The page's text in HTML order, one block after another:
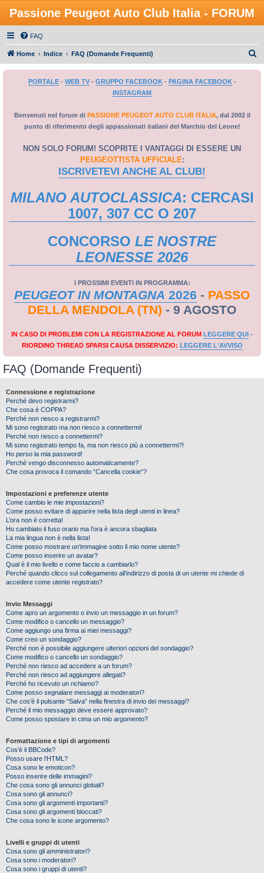
Passione Peugeot Auto Club Italia - FORUM
FAQ
Home Indice FAQ (Domande Frequenti)
PORTALE- WEB TV- GRUPPO FACEBOOK- PAGINA FACEBOOK-
INSTAGRAM
Benvenuti nel forum di PASSIONE PEUGEOT AUTO CLUB ITALIA, dal 2002 il
punto di riferimento degli appassionati italiani del Marchio del Leone!
NON SOLO FORUM! SCOPRITE I VANTAGGI DI ESSERE UN
PEUGEOTTISTA UFFICIALE:
ISCRIVETEVI ANCHE AL CLUB!
MILANO AUTOCLASSICA: CERCASI
1007, 307 CC O 207
CONCORSO LE NOSTRE
LEONESSE 2026
I PROSSIMI EVENTI IN PROGRAMMA:
PEUGEOT IN MONTAGNA 2026 - PASSO
DELLA MENDOLA (TN) - 9 AGOSTO
IN CASO DI PROBLEMI CON LA REGISTRAZIONE AL FORUM LEGGERE QUI -
RIORDINO THREAD SPARSI CAUSA DISSERVIZIO: LEGGERE L'AVVISO
FAQ (Domande Frequenti)
Connessione e registrazione
Perché devo registrarmi?
Che cosa è COPPA?
Perché non riesco a registrarmi?
Mi sono registrato ma non riesco a connettermi!
Perché non riesco a connettermi?
Mi sono registrato tempo fa, ma non riesco più a connettermi?!
Ho perso la mia password!
Perché vengo disconnesso automaticamente?
Che cosa provoca il comando “Cancella cookie”?
Impostazioni e preferenze utente
Come cambio le mie impostazioni?
Come posso evitare di apparire nella lista degli utenti in linea?
L’ora non è corretta!
Ho cambiato il fuso orario ma l’ora è ancora sbagliata
La mia lingua non è nella lista!
Come posso mostrare un’immagine sotto il mio nome utente?
Come posso inserire un avatar?
Qual è il mio livello e come faccio a cambiarlo?
Perché quando clicco sul collegamento all’indirizzo di posta di un utente mi chiede di
accedere come utente registrato?
Invio Messaggi
Come apro un argomento o invio un messaggio in un forum?
Come modifico o cancello un messaggio?
Come aggiungo una firma ai miei messaggi?
Come creo un sondaggio?
Perché non è possibile aggiungere ulteriori opzioni del sondaggio?
Come modifico o cancello un sondaggio?
Perché non riesco ad accedere a un forum?
Perché non riesco ad aggiungere allegati?
Perché ho ricevuto un richiamo?
Come posso segnalare messaggi ai moderatori?
Che cos’è il pulsante “Salva” nella finestra di invio dei messaggi?
Perché il mio messaggio deve essere approvato?
Come posso spostare in cima un mio argomento?
Formattazione e tipi di argomenti
Cos’è il BBCode?
Posso usare l’HTML?
Cosa sono le emoticon?
Posso inserire delle immagini?
Che cosa sono gli annunci globali?
Cosa sono gli annunci?
Cosa sono gli argomenti importanti?
Cosa sono gli argomenti bloccati?
Che cosa sono le icone argomento?
Livelli e gruppi di utenti
Cosa sono gli amministratori?
Cosa sono i moderatori?
Cosa sono i gruppi di utenti?